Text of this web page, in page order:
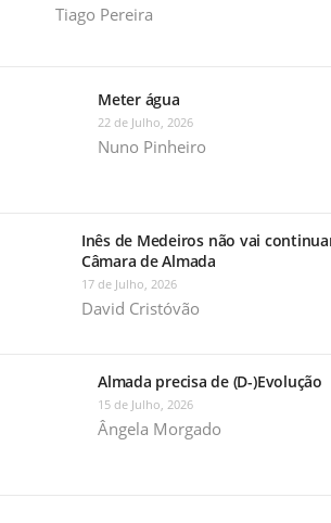
Tiago Pereira
Meter água
22 de Julho, 2026
Nuno Pinheiro
Inês de Medeiros não vai
Câmara de Almada
17 de Julho, 2026
David Cristóvão
Almada precisa de (D-)Evolução
15 de Julho, 2026
Ângela Morgado